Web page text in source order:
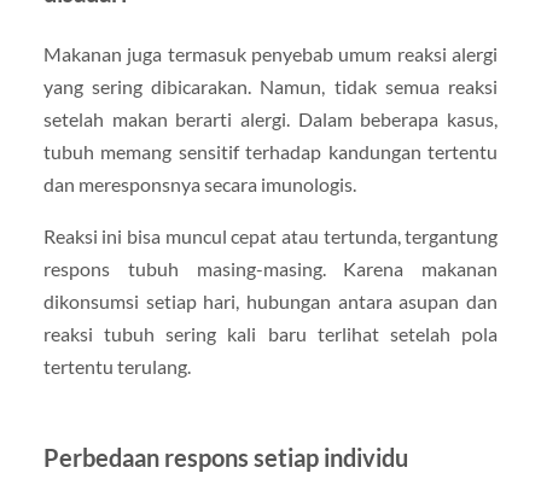
Makanan juga termasuk penyebab umum reaksi alergi
yang sering dibicarakan. Namun, tidak semua reaksi
setelah makan berarti alergi. Dalam beberapa kasus,
tubuh memang sensitif terhadap kandungan tertentu
dan meresponsnya secara imunologis.
Reaksi ini bisa muncul cepat atau tertunda, tergantung
respons tubuh masing-masing. Karena makanan
dikonsumsi setiap hari, hubungan antara asupan dan
reaksi tubuh sering kali baru terlihat setelah pola
tertentu terulang.
Perbedaan respons setiap individu